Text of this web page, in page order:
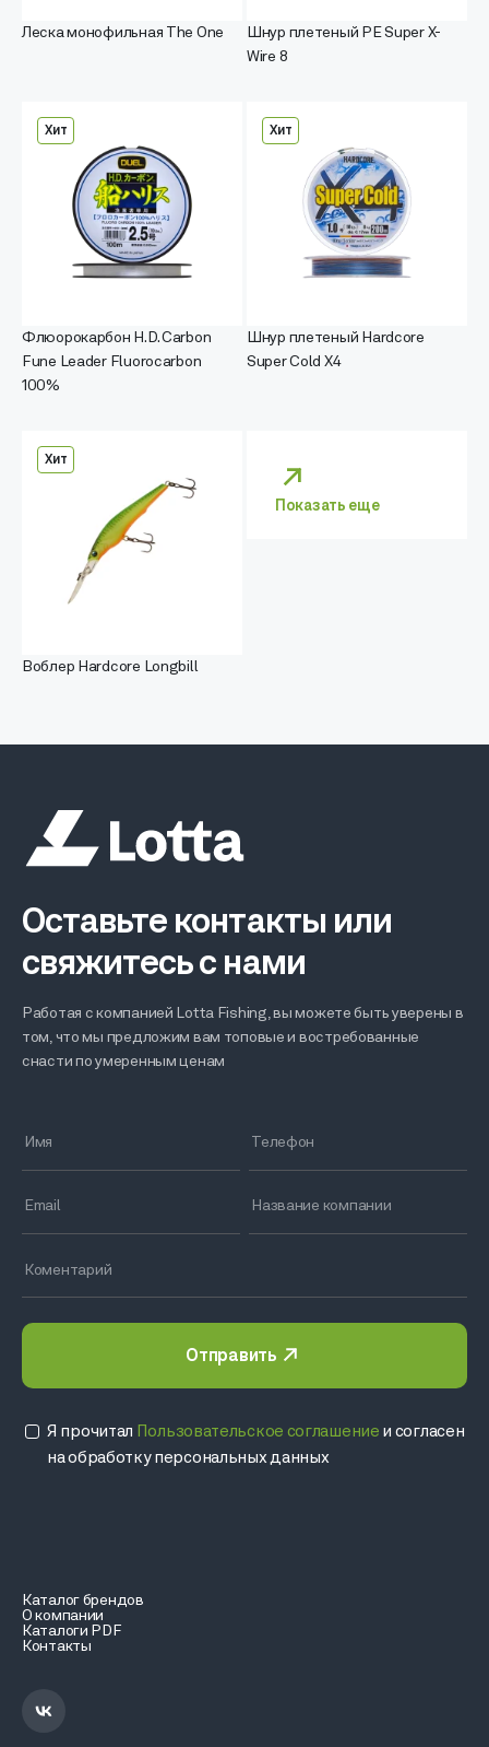
Леска монофильная The One
Шнур плетеный PE Super X-
Wire 8
Хит
Флюорокарбон H.D. Carbon
Fune Leader Fluorocarbon
100%
Хит
Шнур плетеный Hardcore
Super Cold X4
Хит
Воблер Hardcore Longbill
Показать еще
Каталог брендов
О компании
Каталоги PDF
Контакты
Оставьте контакты или
свяжитесь с нами
Работая с компанией Lotta Fishing, вы можете быть уверены в
том, что мы предложим вам топовые и востребованные
снасти по умеренным ценам
Отправить
Я прочитал Пользовательское соглашение и согласен
на обработку персональных данных